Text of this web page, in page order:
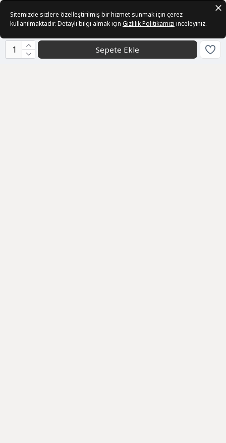
Sepete Ekle
Sitemizde sizlere özelleştirilmiş bir hizmet sunmak için çerez
kullanılmaktadır. Detaylı bilgi almak için Gizlilik Politikamızı inceleyiniz.